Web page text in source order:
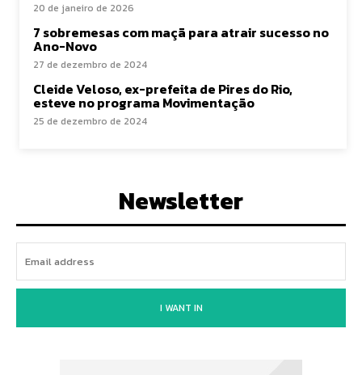
20 de janeiro de 2026
7 sobremesas com maçã para atrair sucesso no
Ano-Novo
27 de dezembro de 2024
Cleide Veloso, ex-prefeita de Pires do Rio,
esteve no programa Movimentação
25 de dezembro de 2024
Newsletter
I WANT IN